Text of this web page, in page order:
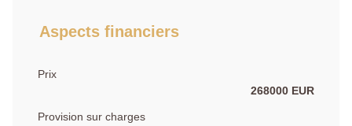
Aspects financiers
Prix
268000 EUR
Provision sur charges